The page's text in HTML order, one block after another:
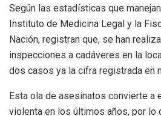
Según las estadísticas que
Instituto de Medicina Legal y la
Nación, registran que, se han
inspecciones a cadáveres en la
dos casos ya la cifra registrada en
Esta ola de asesinatos convierte a
violenta en los últimos años, por lo